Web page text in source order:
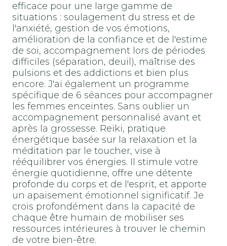
efficace pour une large gamme de
situations : soulagement du stress et de
l'anxiété, gestion de vos émotions,
amélioration de la confiance et de l'estime
de soi, accompagnement lors de périodes
difficiles (séparation, deuil), maîtrise des
pulsions et des addictions et bien plus
encore. J'ai également un programme
spécifique de 6 séances pour accompagner
les femmes enceintes. Sans oublier un
accompagnement personnalisé avant et
après la grossesse. Reiki, pratique
énergétique basée sur la relaxation et la
méditation par le toucher, vise à
rééquilibrer vos énergies. Il stimule votre
énergie quotidienne, offre une détente
profonde du corps et de l'esprit, et apporte
un apaisement émotionnel significatif. Je
crois profondément dans la capacité de
chaque être humain de mobiliser ses
ressources intérieures à trouver le chemin
de votre bien-être.